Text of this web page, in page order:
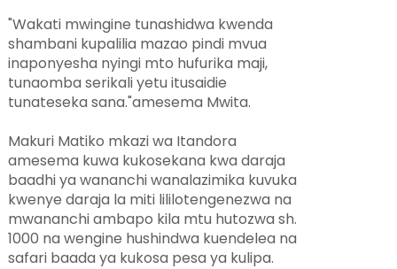
"Wakati mwingine tunashidwa kwenda
shambani kupalilia mazao pindi mvua
inaponyesha nyingi mto hufurika maji,
tunaomba serikali yetu itusaidie
tunateseka sana."amesema Mwita.
Makuri Matiko mkazi wa Itandora
amesema kuwa kukosekana kwa daraja
baadhi ya wananchi wanalazimika kuvuka
kwenye daraja la miti lililotengenezwa na
mwananchi ambapo kila mtu hutozwa sh.
1000 na wengine hushindwa kuendelea na
safari baada ya kukosa pesa ya kulipa.